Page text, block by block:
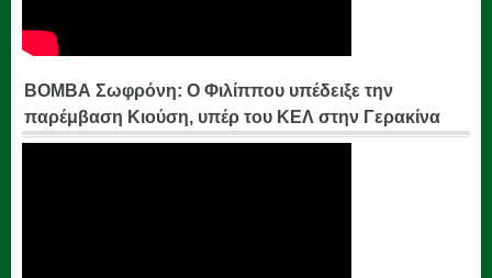
ΒΟΜΒΑ Σωφρόνη: Ο Φιλίππου υπέδειξε την
παρέμβαση Κιούση, υπέρ του ΚΕΛ στην Γερακίνα